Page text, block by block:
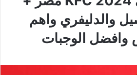
والدليفري واهم
وافضل الوجبات